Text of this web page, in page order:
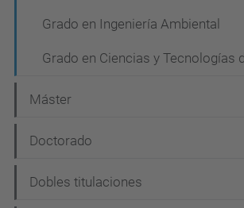
i
ó
Grado en Ingeniería Ambiental
Grado en Ciencias y Tecnologías
Máster
Doctorado
Dobles titulaciones